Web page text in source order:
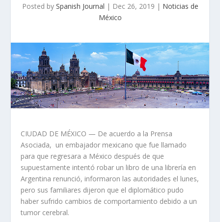
Posted by Spanish Journal | Dec 26, 2019 | Noticias de
México
CIUDAD DE MÉXICO — De acuerdo a la Prensa
Asociada, un embajador mexicano que fue llamado
para que regresara a México después de que
supuestamente intentó robar un libro de una librería en
Argentina renunció, informaron las autoridades el lunes,
pero sus familiares dijeron que el diplomático pudo
haber sufrido cambios de comportamiento debido a un
tumor cerebral.